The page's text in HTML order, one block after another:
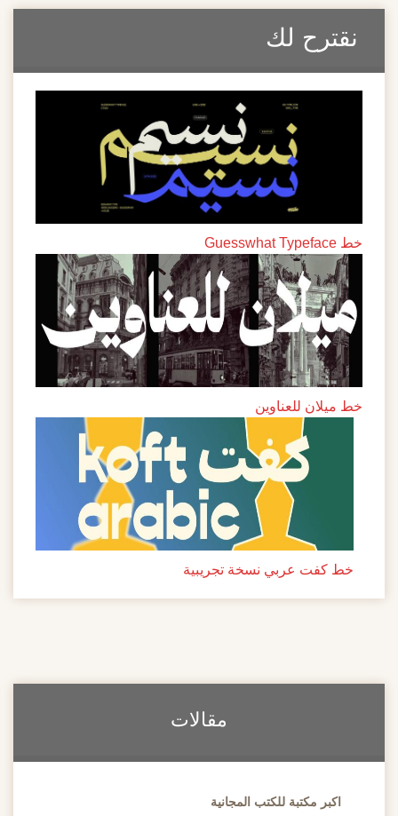
نقترح لك
خط Guesswhat Typeface
خط ميلان للعناوين
خط كفت عربي نسخة تجريبية
مقالات
اكبر مكتبة للكتب المجانية